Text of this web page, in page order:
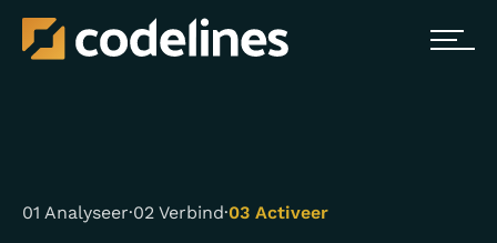
01 Analyseer·02 Verbind·03 Activeer